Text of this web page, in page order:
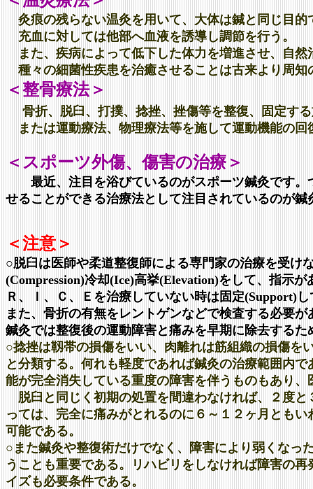
灸痕の残らない温灸を用いて、大体は鍼と同じ目的
充血に対しては他部へ血液を誘導し調節を行う。
また、疾病によって低下した体力を増進させ、自然
種々の細菌性疾患を治癒させることは古来より周知
＜整骨療法＞
骨折、脱臼、打撲、捻挫、挫傷等を整復、固定す
または運動療法、物理療法等を施して運動機
＜スポーツ外傷、傷害の治療＞
最近、注目を浴びているのがスポーツ鍼灸です。
せることができる治療法として注目されているのが
＜注意＞
○脱臼は医師や柔道整復師による専門家の治療を受け
(Compression)冷却(Ice)高挙(Elevation)をして、指示
Ｒ、Ｉ、Ｃ、Ｅを治療していない時は固定(Support)
また、骨折の有無をレントゲンなどで検査する必要が
鍼灸では整復後の運動障害と痛みを早期に除去するた
○捻挫は靱帯の損傷をいい、肉離れは筋組織の損傷を
と分類する。何れも軽度であれば鍼灸の治療範囲内
能が完全消失している重度の障害を伴うものもあり
脱臼と同じく初期の処置を間違わなければ、２度
っては、完全に痛みがとれるのに６～１２ヶ月とも
可能である。
○また鍼灸や整復術だけでなく、障害により弱くなっ
うことも重要である。リハビリをしなければ障害の
イズも必要条件である。